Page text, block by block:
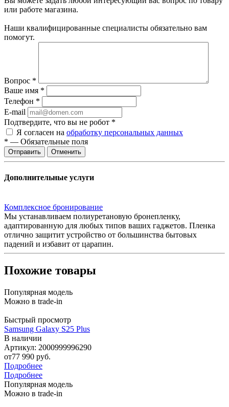
или работе магазина.
Наши квалифицированные специалисты обязательно вам
помогут.
Вопрос *
Ваше имя *
Телефон *
E-mail
Подтвердите, что вы не робот *
Я согласен на обработку персональных данных
* — Обязательные поля
Отменить
Дополнительные услуги
Комплексное бронирование
Мы устанавливаем полиуретановую бронепленку,
адаптированную для любых типов ваших гаджетов. Пленка
отлично защитит устройство от большинства бытовых
падений и избавит от царапин.
Похожие товары
Популярная модель
Можно в trade-in
Быстрый просмотр
Samsung Galaxy S25 Plus
В наличии
Артикул: 2000999996290
от77 990 руб.
Подробнее
Подробнее
Популярная модель
Можно в trade-in